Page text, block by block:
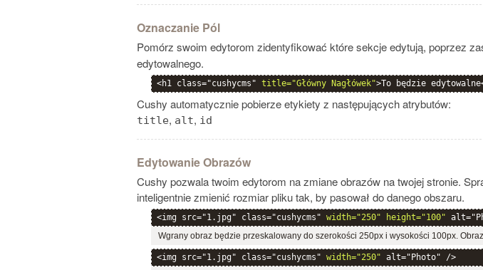
Oznaczanie Pól
Pomórz swoim edytorom zidentyfikować które sekcje edytują, poprzez
edytowalnego.
<h1 class="cushycms" title="Główny Nagłówek">To będzie
Cushy automatycznie pobierze etykiety z następujących atrybutów:
title, alt, id
Edytowanie Obrazów
Cushy pozwala twoim edytorom na zmiane obrazów na twojej stronie.
inteligentnie zmienić rozmiar pliku tak, by pasował do danego obszaru.
<img src="1.jpg" class="cushycms" width="250" height="100"
Wgrany obraz będzie przeskalowany do szerokości 250px i wysokości 100px.
<img src="1.jpg" class="cushycms" width="250" alt="Photo" />